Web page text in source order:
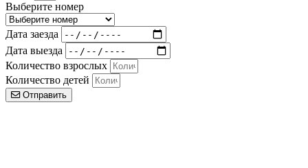
Выберите номер
Дата заезда
Дата выезда
Количество взрослых
Количество детей
Отправить